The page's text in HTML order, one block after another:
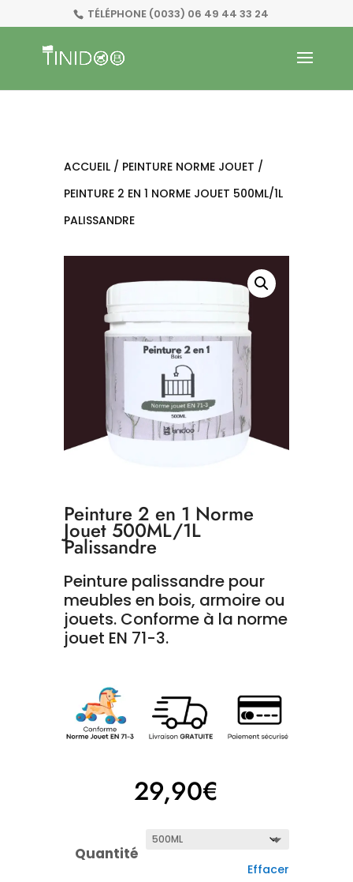
TÉLÉPHONE (0033) 06 49 44 33 24
ACCUEIL/ PEINTURE NORME JOUET /
PEINTURE 2 EN 1 NORME JOUET 500ML/1L
PALISSANDRE
Peinture 2 en 1 Norme
Jouet 500ML/1L
Palissandre
Peinture palissandre pour
meubles en bois, armoire ou
jouets. Conforme à la norme
jouet EN 71-3.
29,90€
Quantité
Effacer